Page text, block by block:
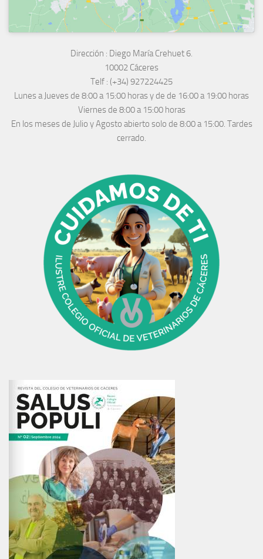
Dirección : Diego María Crehuet 6.
10002 Cáceres
Telf : (+34) 927224425
Lunes a Jueves de 8:00 a 15:00 horas y de de 16:00 a 19:00 horas
Viernes de 8:00 a 15:00 horas
En los meses de Julio y Agosto abierto solo de 8:00 a 15:00. Tardes
cerrado.